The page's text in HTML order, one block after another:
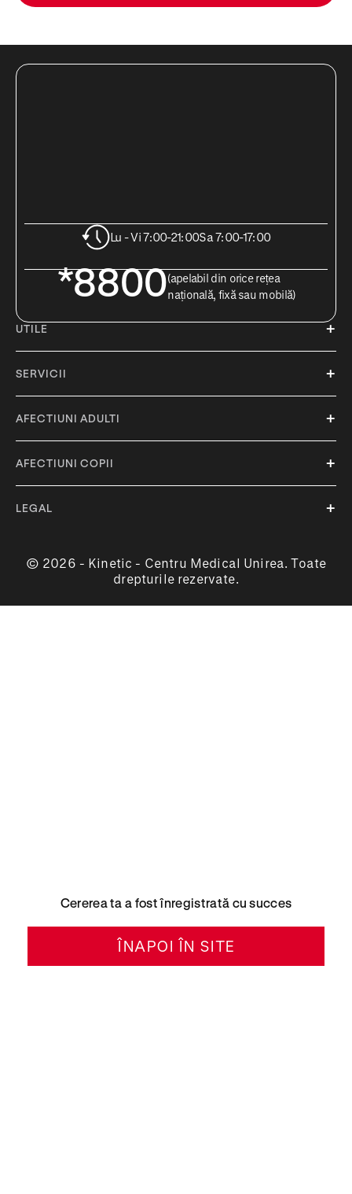
Lu - Vi 7:00-21:00Sa 7:00-17:00
*8800(apelabil din orice rețea
națională, fixă sau mobilă)
UTILE
SERVICII
AFECTIUNI ADULTI
AFECTIUNI COPII
LEGAL
© 2026 - Kinetic - Centru Medical Unirea. Toate
drepturile rezervate.
Cererea ta a fost înregistrată cu succes
ÎNAPOI ÎN SITE